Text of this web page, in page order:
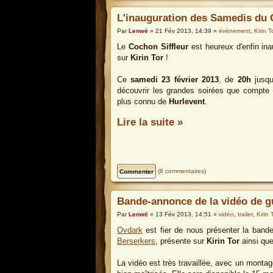
L'inauguration des Samedis
ParLenwë » 21 Fév 2013, 14:39 » évènement Kirin
Le Cochon Siffleurest heureux d'enfin
sur Kirin Tor !
Cesamedi 23 février 2013 , de 20h
découvrir les grandes soirées que
plus connu de Hurlevent
Lire la suite »
(8 commentaires)
Bande-annonce de la vidéo de
Par Lenwë » 13 Fév 2013, 14:51 » vidéo, trailer, Kirin
Ovdark est fier de nous présenter la
Berserkers, présente sur Kirin Tor ainsi
La vidéo est très travaillée, avec un